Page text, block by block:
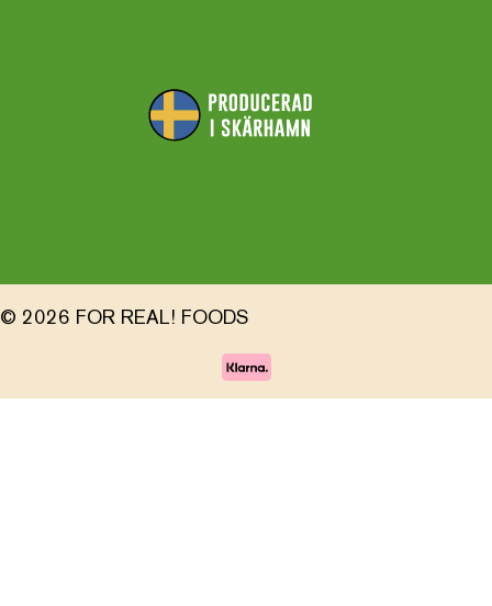
© 2026 FOR REAL! FOODS